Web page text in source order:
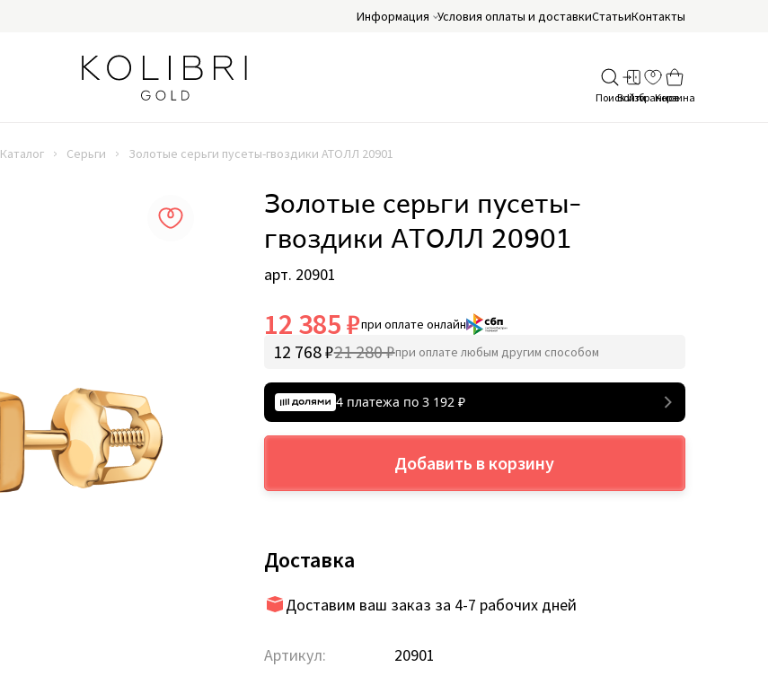
Информация Условия оплаты и доставкиСтатьиКонтакты
Каталог Серьги Золотые серьги пусеты-гвоздики АТОЛЛ 20901
Золотые серьги пусеты-
гвоздики АТОЛЛ 20901
арт. 20901
12 385 ₽при оплате онлайн
12 768 ₽21 280 ₽при оплате любым другим способом
4 платежа по 3 192 ₽
Добавить в корзину
Доставка
Доставим ваш заказ за 4-7 рабочих дней
Артикул:
20901